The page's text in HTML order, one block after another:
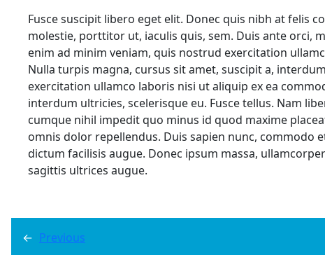
Fusce suscipit libero eget elit. Donec quis nibh at felis
molestie, porttitor ut, iaculis quis, sem. Duis ante orci,
enim ad minim veniam, quis nostrud exercitation
Nulla turpis magna, cursus sit amet, suscipit a,
exercitation ullamco laboris nisi ut aliquip ex ea
interdum ultricies, scelerisque eu. Fusce tellus. Nam
cumque nihil impedit quo minus id quod maxime
omnis dolor repellendus. Duis sapien nunc, commodo
dictum facilisis augue. Donec ipsum massa,
sagittis ultrices augue.
← Previous